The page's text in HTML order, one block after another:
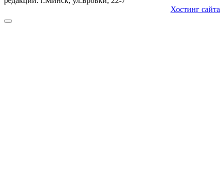
Хостинг сайта